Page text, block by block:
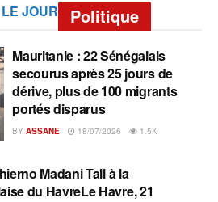
JOUR Politique
Mauritanie : 22 Sénégalais
secourus après 25 jours de
dérive, plus de 100 migrants
portés disparus
BY ASSANE 18/07/2026 1.5K
Madani Tall à la
du HavreLe Havre, 21